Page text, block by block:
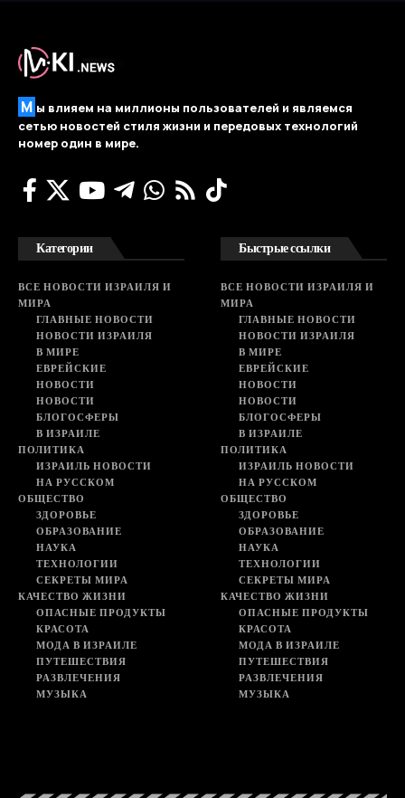
М ы влияем на миллионы пользователей и являемся
сетью новостей стиля жизни и передовых технологий
номер один в мире.
Категории
ВСЕ НОВОСТИ ИЗРАИЛЯ И
МИРА
ГЛАВНЫЕ НОВОСТИ
НОВОСТИ ИЗРАИЛЯ
В МИРЕ
ЕВРЕЙСКИЕ
НОВОСТИ
НОВОСТИ
БЛОГОСФЕРЫ
В ИЗРАИЛЕ
ПОЛИТИКА
ИЗРАИЛЬ НОВОСТИ
НА РУССКОМ
ОБЩЕСТВО
ЗДОРОВЬЕ
ОБРАЗОВАНИЕ
НАУКА
ТЕХНОЛОГИИ
СЕКРЕТЫ МИРА
КАЧЕСТВО ЖИЗНИ
ОПАСНЫЕ ПРОДУКТЫ
КРАСОТА
МОДА В ИЗРАИЛЕ
ПУТЕШЕСТВИЯ
РАЗВЛЕЧЕНИЯ
МУЗЫКА
Быстрые ссылки
ВСЕ НОВОСТИ ИЗРАИЛЯ И
МИРА
ГЛАВНЫЕ НОВОСТИ
НОВОСТИ ИЗРАИЛЯ
В МИРЕ
ЕВРЕЙСКИЕ
НОВОСТИ
НОВОСТИ
БЛОГОСФЕРЫ
В ИЗРАИЛЕ
ПОЛИТИКА
ИЗРАИЛЬ НОВОСТИ
НА РУССКОМ
ОБЩЕСТВО
ЗДОРОВЬЕ
ОБРАЗОВАНИЕ
НАУКА
ТЕХНОЛОГИИ
СЕКРЕТЫ МИРА
КАЧЕСТВО ЖИЗНИ
ОПАСНЫЕ ПРОДУКТЫ
КРАСОТА
МОДА В ИЗРАИЛЕ
ПУТЕШЕСТВИЯ
РАЗВЛЕЧЕНИЯ
МУЗЫКА